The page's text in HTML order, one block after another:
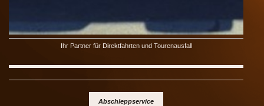
Ihr Partner für Direktfahrten und Tourenausfall
Abschleppservice